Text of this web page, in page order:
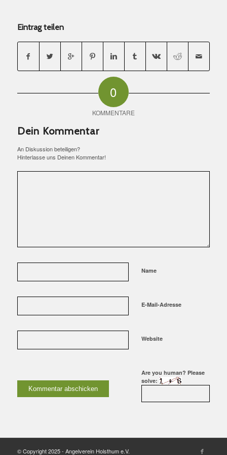
Eintrag teilen
0
KOMMENTARE
Dein Kommentar
An Diskussion beteiligen?
Hinterlasse uns Deinen Kommentar!
Name
E-Mail-Adresse
Website
Are you human? Please
solve:
© Copyright 2025 - Angelverein Holsthum e.V.